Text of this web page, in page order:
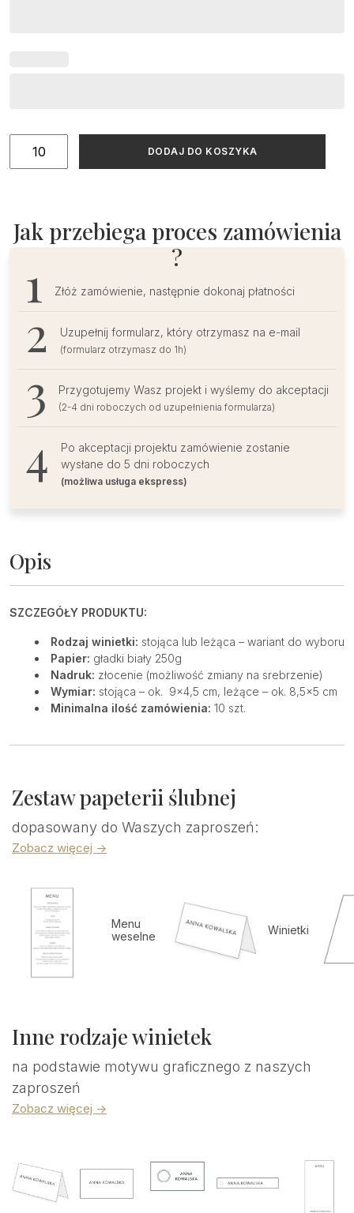
ilość
Better
Together
DODAJ DO KOSZYKA
Jak przebiega proces zamówienia
?
Złóż zamówienie, następnie dokonaj płatności
Uzupełnij formularz, który otrzymasz na e-mail
(formularz otrzymasz do 1h)
Przygotujemy Wasz projekt i wyślemy do akceptacji
(2-4 dni roboczych od uzupełnienia formularza)
Po akceptacji projektu zamówienie zostanie
wysłane do 5 dni roboczych
(możliwa usługa ekspress)
Opis
SZCZEGÓŁY PRODUKTU:
Rodzaj winietki: stojąca lub leżąca – wariant do wyboru
Papier: gładki biały 250g
Nadruk: złocenie (możliwość zmiany na srebrzenie)
Wymiar: stojąca – ok. 9×4,5 cm, leżące – ok. 8,5×5 cm
Minimalna ilość zamówienia: 10 szt.
Zestaw papeterii ślubnej
dopasowany do Waszych zaproszeń:
Zobacz więcej ->
Menu
weselne
Winietki
Inne rodzaje winietek
na podstawie motywu graficznego z naszych
zaproszeń
Zobacz więcej ->